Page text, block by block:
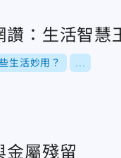
：生活智慧
生活妙用？
金屬殘留